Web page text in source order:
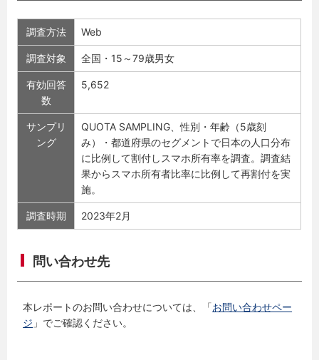
調査方法 Web
調査対象 全国・15～79歳男女
有効回答
数
5,652
サンプリ
ング
QUOTA SAMPLING、性別・年齢（5歳刻
み）・都道府県のセグメントで日本の人口分布
に比例して割付しスマホ所有率を調査。調査結
果からスマホ所有者比率に比例して再割付を実
施。
調査時期 2023年2月
問い合わせ先
本レポートのお問い合わせについては、「お問い合わせペー
ジ 」でご確認ください。